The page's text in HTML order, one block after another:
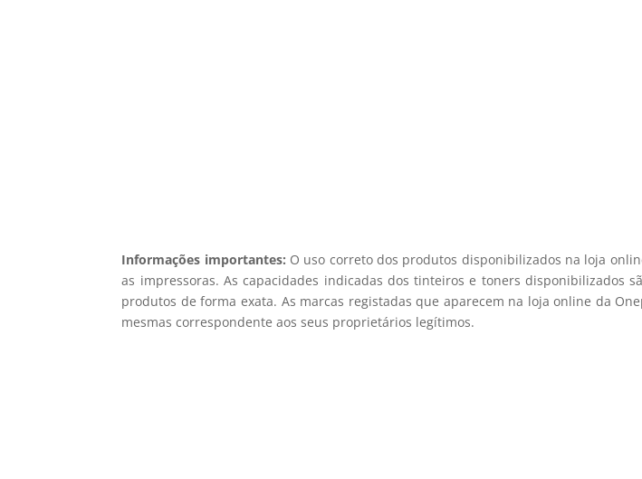
Informações importantes: O uso correto dos produtos disponibilizados na loja
as impressoras. As capacidades indicadas dos tinteiros e toners disponibilizados
produtos de forma exata. As marcas registadas que aparecem na loja online da
mesmas correspondente aos seus proprietários legítimos.